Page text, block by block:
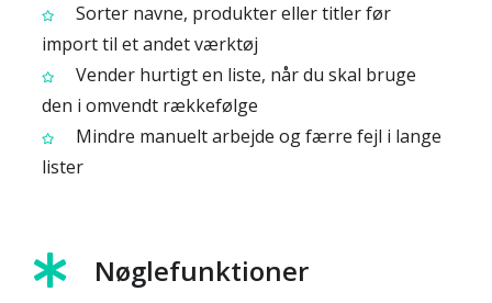
Sorter navne, produkter eller titler før
import til et andet værktøj
Vender hurtigt en liste, når du skal bruge
den i omvendt rækkefølge
Mindre manuelt arbejde og færre fejl i lange
lister
Nøglefunktioner